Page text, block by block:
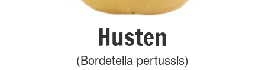
Husten
(Bordetella pertussis)